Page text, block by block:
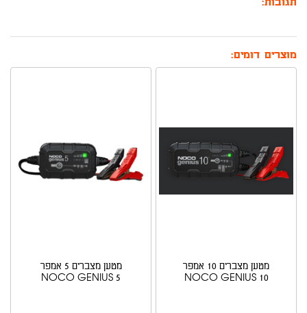
מוצרים דומים:
מטען מצברים 10 אמפר
NOCO GENIUS 10
מטען מצברים 5 אמפר
NOCO GENIUS 5